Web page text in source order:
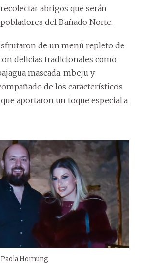
abrigos que serán
del Bañado Norte.
de un menú repleto de
delicias tradicionales como
mascada, mbeju y
de los característicos
aportaron un toque especial a
Hornung.